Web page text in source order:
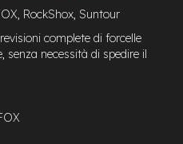
RockShox, Suntour
complete di forcelle
necessità di spedire il